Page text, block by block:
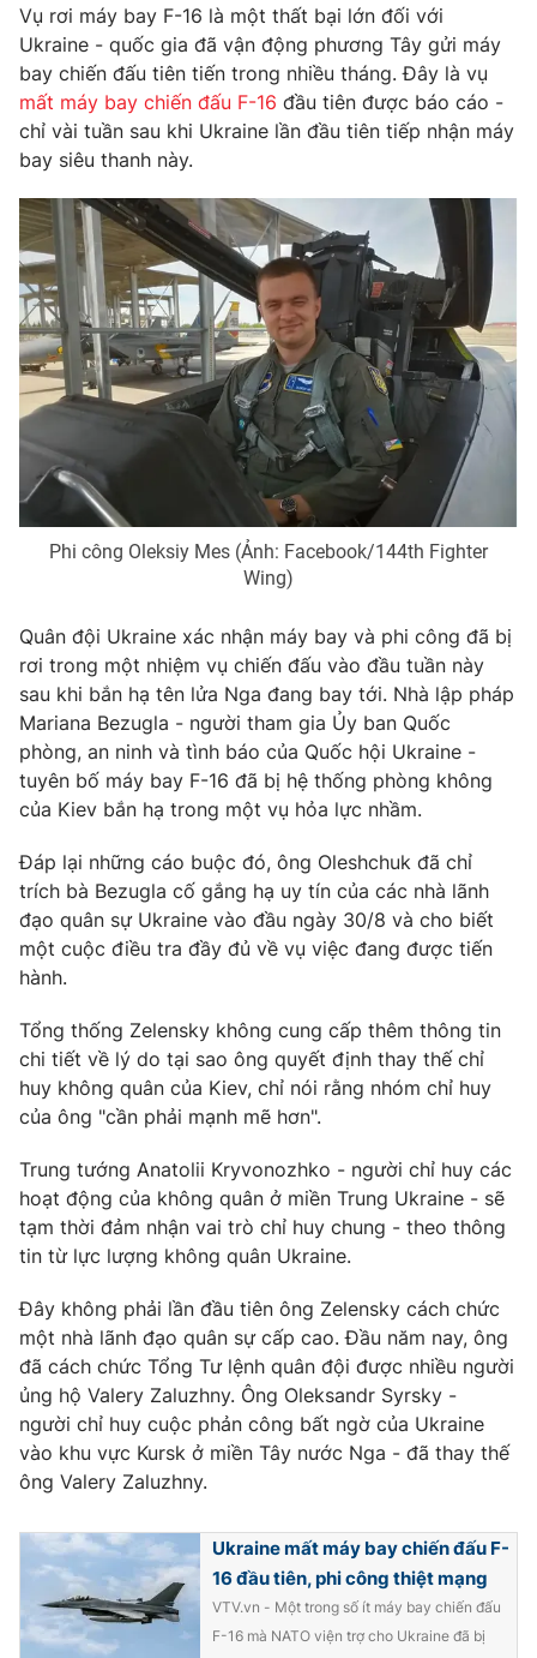
Emagazine Podcast
Photo Infographic
Video
VTV Money VTV Thể thao
VTV Sức khoẻ Bất động sản
Thị trường 24h Tấm lòng Việt
Vươn mình bằng AI
VTV9 VTV8
English
THỜI BÁO VTV
Theo dõi báo trên
Cơ quan chủ quản: Đài Truyền hình Việt Nam
Cơ quan báo chí:Thời báo VTV
Giấy phép hoạt động báo in và báo điện tử số 483/GP-BTTTT
cấp ngày 29/12/2023
Phó Tổng Biên tập:Nguyễn Thị Mỹ Hạnh, Phạm Quốc Thắng,
Nguyễn Trọng Ninh
Tổng đài VTV:024.38 355 931 - 024.38 355 932
Ðiện thoại Thời báo VTV:
Email: toasoan@vtv.vn
Liên hệ quảng cáo:024-7300.7108
® Cấm sao chép dưới mọi hình thức nếu không có sự chấp
thuận bằng văn bản. Ghi rõ nguồn VTV.vn khi phát hành lại
thông tin từ website này.
Vụ rơi máy bay F-16 là một thất bại lớn đối với
Ukraine - quốc gia đã vận động phương Tây gửi máy
bay chiến đấu tiên tiến trong nhiều tháng. Đây là vụ
mất máy bay chiến đấu F-16 đầu tiên được báo cáo -
chỉ vài tuần sau khi Ukraine lần đầu tiên tiếp nhận máy
bay siêu thanh này.
Phi công Oleksiy Mes (Ảnh: Facebook/144th Fighter
Wing)
Quân đội Ukraine xác nhận máy bay và phi công đã bị
rơi trong một nhiệm vụ chiến đấu vào đầu tuần này
sau khi bắn hạ tên lửa Nga đang bay tới. Nhà lập pháp
Mariana Bezugla - người tham gia Ủy ban Quốc
phòng, an ninh và tình báo của Quốc hội Ukraine -
tuyên bố máy bay F-16 đã bị hệ thống phòng không
của Kiev bắn hạ trong một vụ hỏa lực nhầm.
Đáp lại những cáo buộc đó, ông Oleshchuk đã chỉ
trích bà Bezugla cố gắng hạ uy tín của các nhà lãnh
đạo quân sự Ukraine vào đầu ngày 30/8 và cho biết
một cuộc điều tra đầy đủ về vụ việc đang được tiến
hành.
Tổng thống Zelensky không cung cấp thêm thông tin
chi tiết về lý do tại sao ông quyết định thay thế chỉ
huy không quân của Kiev, chỉ nói rằng nhóm chỉ huy
của ông "cần phải mạnh mẽ hơn".
Trung tướng Anatolii Kryvonozhko - người chỉ huy các
hoạt động của không quân ở miền Trung Ukraine - sẽ
tạm thời đảm nhận vai trò chỉ huy chung - theo thông
tin từ lực lượng không quân Ukraine.
Đây không phải lần đầu tiên ông Zelensky cách chức
một nhà lãnh đạo quân sự cấp cao. Đầu năm nay, ông
đã cách chức Tổng Tư lệnh quân đội được nhiều người
ủng hộ Valery Zaluzhny. Ông Oleksandr Syrsky -
người chỉ huy cuộc phản công bất ngờ của Ukraine
vào khu vực Kursk ở miền Tây nước Nga - đã thay thế
ông Valery Zaluzhny.
Ukraine mất máy bay chiến đấu F-
16 đầu tiên, phi công thiệt mạng
VTV.vn - Một trong số ít máy bay chiến đấu
F-16 mà NATO viện trợ cho Ukraine đã bị